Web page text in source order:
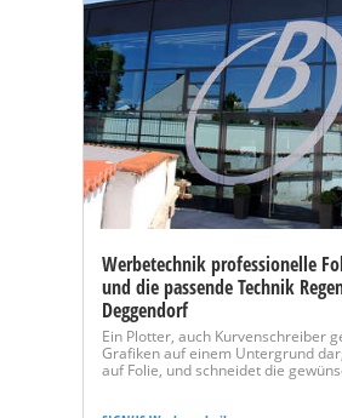
Werbetechnik professionelle
und die passende Technik
Deggendorf
Ein Plotter, auch Kurvenschreiber
Grafiken auf einem Untergrund
auf Folie, und schneidet die